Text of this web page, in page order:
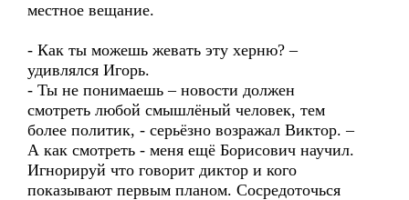
местное вещание.
- Как ты можешь жевать эту херню? –
удивлялся Игорь.
- Ты не понимаешь – новости должен
смотреть любой смышлёный человек, тем
более политик, - серьёзно возражал Виктор. –
А как смотреть - меня ещё Борисович научил.
Игнорируй что говорит диктор и кого
показывают первым планом. Сосредоточься